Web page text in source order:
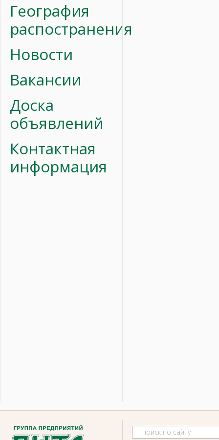
География
распостранения
Новости
Вакансии
Доска
объявлений
Контактная
информация